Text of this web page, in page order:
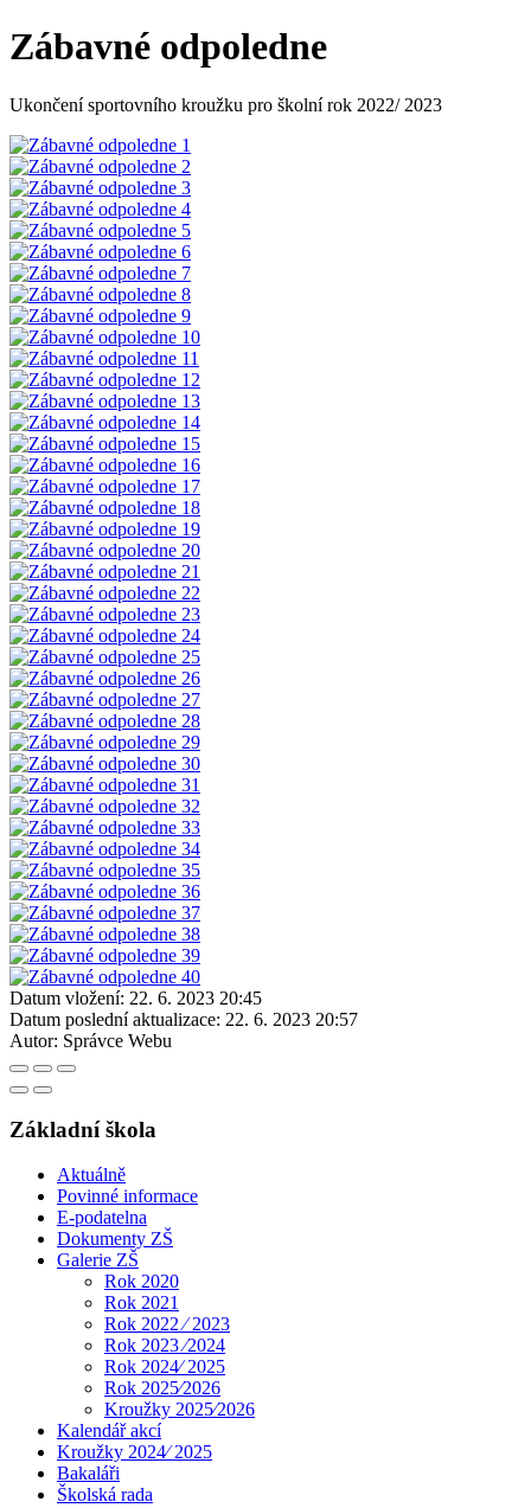
Zábavné odpoledne
Ukončení sportovního kroužku pro školní rok 2022/ 2023
Datum vložení: 22. 6. 2023 20:45
Datum poslední aktualizace: 22. 6. 2023 20:57
Autor: Správce Webu
Základní škola
Aktuálně
Povinné informace
E-podatelna
Dokumenty ZŠ
Galerie ZŠ
Rok 2020
Rok 2021
Rok 2022 ⁄ 2023
Rok 2023 ⁄2024
Rok 2024⁄ 2025
Rok 2025⁄2026
Kroužky 2025⁄2026
Kalendář akcí
Kroužky 2024⁄ 2025
Bakaláři
Školská rada